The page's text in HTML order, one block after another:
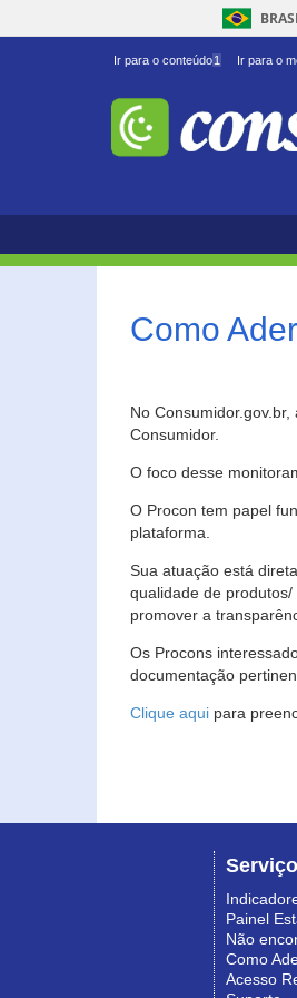
Ir para o conteúdo1 Ir para o
Como
No
Consumidor.
O foco desse
O Procon tem papel
plataforma.
Sua atuação está
qualidade de
promover a
Os Procons
documentação
Clique aqui para
Painel
Não
Como
Acesso